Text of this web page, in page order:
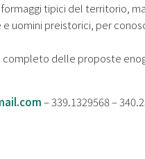
tipici del territorio,
uomini preistorici, per
completo delle proposte
– 339.1329568 –